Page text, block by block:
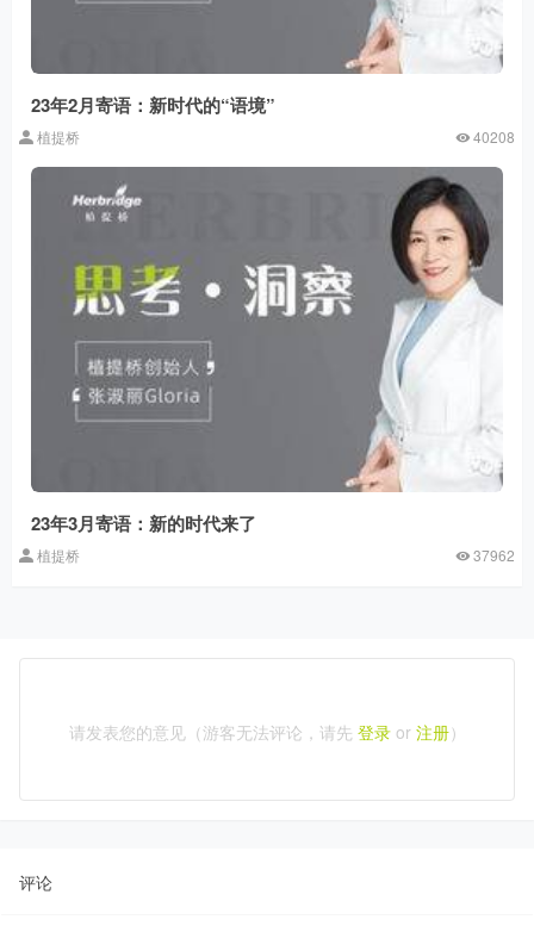
23年2月寄语：新时代的“语境”
植提桥 40208
23年3月寄语：新的时代来了
植提桥 37962
请发表您的意见（游客无法评论，请先 登录or 注册）
评论